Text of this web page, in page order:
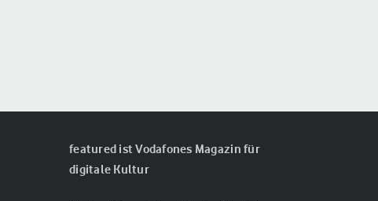
featured ist Vodafones Magazin für
digitale Kultur